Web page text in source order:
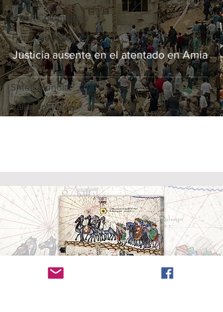
Shtetl Colombiano
Tierra de leche y
miel
Otros
Shtetl Mundial
Valija en Vídeo
Justicia ausente en el atentado en Amia